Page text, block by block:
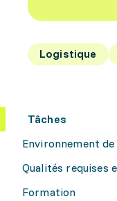
Logistique
Tâches
Environnement
Qualités requises
Formation